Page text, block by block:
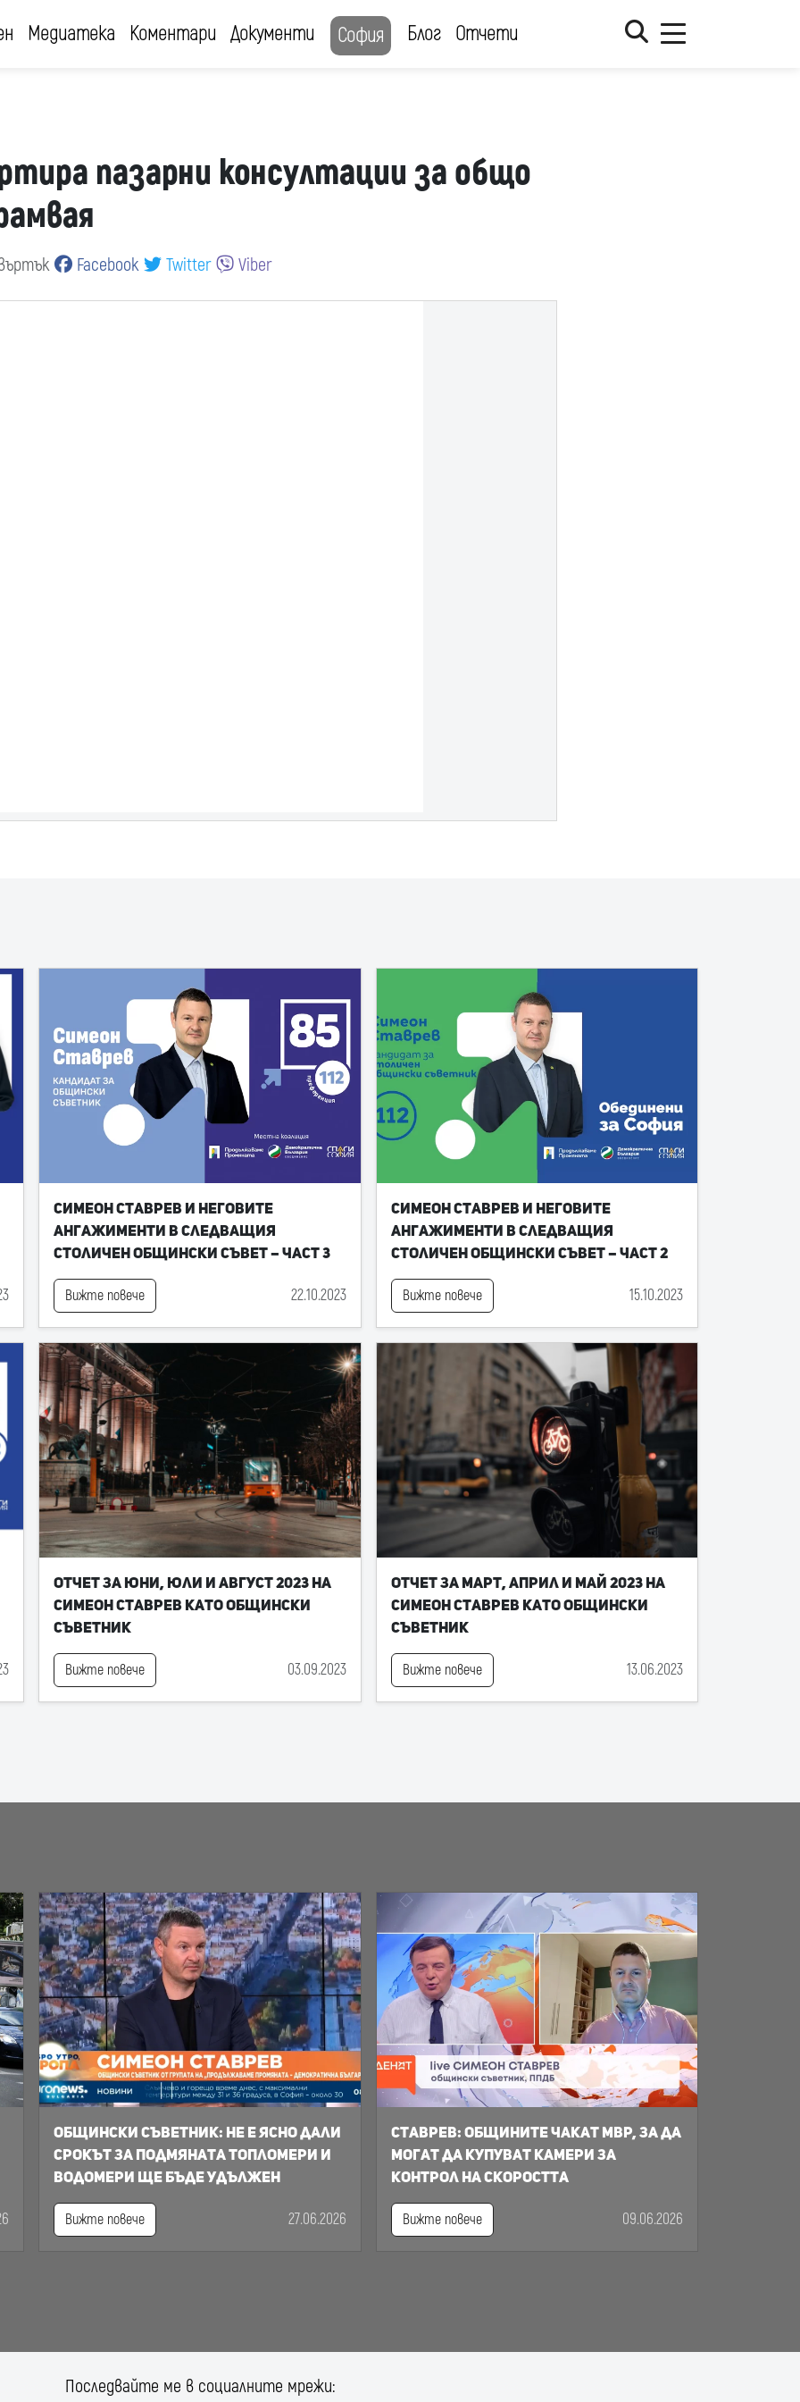
Медиатека Коментари Документи София Блог Отчети
пазарни консултации за общо
Facebook Twitter Viber
Симеон Ставрев и неговите
ангажименти в следващия
Столичен общински съвет – част 3
Вижте повече 22.10.2023
Симеон Ставрев и неговите
ангажименти в следващия
Столичен общински съвет – част 2
Вижте повече 15.10.2023
Отчет за юни, юли и август 2023 на
Симеон Ставрев като общински
съветник
Вижте повече 03.09.2023
Отчет за март, април и май 2023 на
Симеон Ставрев като общински
съветник
Вижте повече 13.06.2023
Общински съветник: Не е ясно дали
срокът за подмяната топломери и
водомери ще бъде удължен
Вижте повече 27.06.2026
Ставрев: общините чакат МВР, за да
могат да купуват камери за
контрол на скоростта
Вижте повече 09.06.2026
Последвайте ме в социалните мрежи: